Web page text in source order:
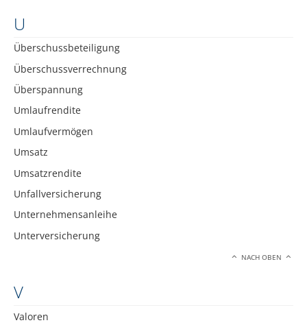
U
Überschussbeteiligung
Überschussverrechnung
Überspannung
Umlaufrendite
Umlaufvermögen
Umsatz
Umsatzrendite
Unfallversicherung
Unternehmensanleihe
Unterversicherung
NACH OBEN
V
Valoren